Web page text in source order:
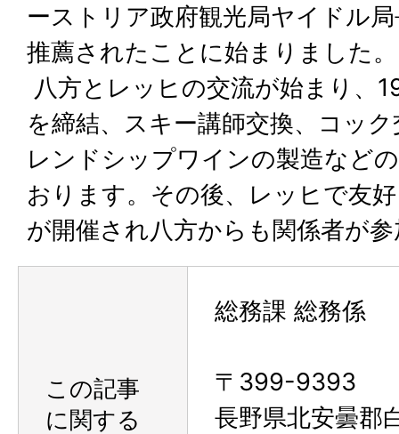
ーストリア政府観光局ヤイドル
推薦されたことに始まりました。
八方とレッヒの交流が始まり、
を締結、スキー講師交換、コッ
レンドシップワインの製造など
おります。その後、レッヒで友
が開催され八方からも関係者が
この記事
に関する
総務課 総務係
〒399-9393
長野県北安曇郡